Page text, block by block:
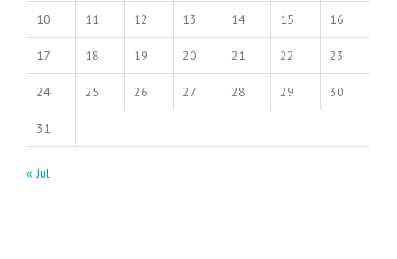
10 11 12 13 14 15 16
17 18 19 20 21 22 23
24 25 26 27 28 29 30
31
« Jul